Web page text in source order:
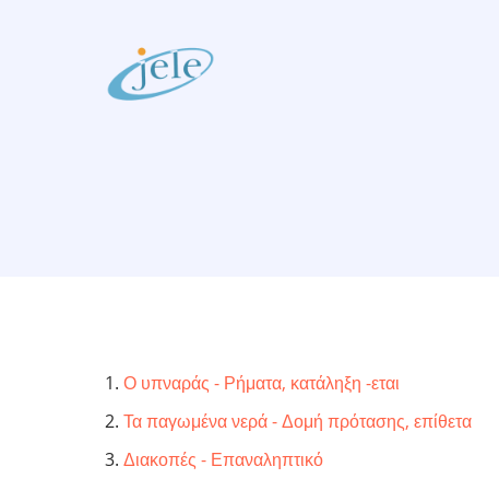
Ο υπναράς - Ρήματα, κατάληξη -εται
Τα παγωμένα νερά - Δομή πρότασης, επίθετα
Διακοπές - Επαναληπτικό